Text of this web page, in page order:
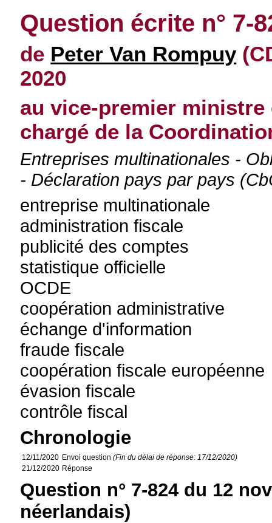
Question écrite n° 7-
de Peter Van Rompuy
2020
au vice-premier
chargé de la
Entreprises multinationales -
- Déclaration pays par pays
entreprise multinationale
administration fiscale
publicité des comptes
statistique officielle
OCDE
coopération administrative
échange d'information
fraude fiscale
coopération fiscale européenne
évasion fiscale
contrôle fiscal
Chronologie
12/11/2020 Envoi question(Fin du délai de réponse: 17/12/2020)
21/12/2020 Réponse
Question n° 7-824 du 12
néerlandais)